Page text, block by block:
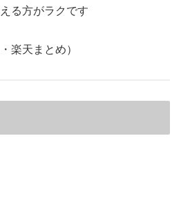
る方がラクです
楽天まとめ）